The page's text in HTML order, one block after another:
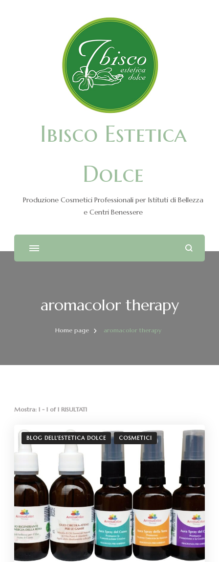
Ibisco Estetica
Dolce
Produzione Cosmetici Professionali per Istituti di Bellezza
e Centri Benessere
aromacolor therapy
Home page aromacolor therapy
Mostra: 1 - 1 of 1 RISULTATI
BLOG DELL'ESTETICA DOLCE COSMETICI